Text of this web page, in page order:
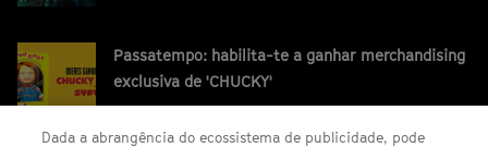
Passatempo: habilita-te a ganhar merchandising
exclusiva de 'CHUCKY'
Dada a abrangência do ecossistema de publicidade, pode